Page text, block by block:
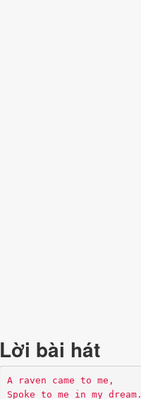
Lời bài hát
A raven came to me,
Spoke to me in my dream.